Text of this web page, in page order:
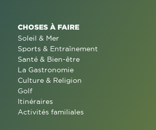
CHOSES À FAIRE
Soleil & Mer
Sports & Entraînement
Santé & Bien-être
La Gastronomie
Culture & Religion
Golf
Itinéraires
Activités familiales